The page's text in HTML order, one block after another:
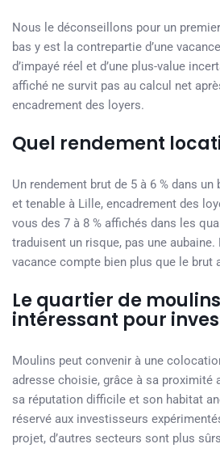
Nous le déconseillons pour un
bas y est la contrepartie d’une
d’impayé réel et d’une plus-value
affiché ne survit pas au calcul net
encadrement des loyers.
Quel rendement
Un rendement brut de 5 à 6 % dans
et tenable à Lille, encadrement des
vous des 7 à 8 % affichés dans les
traduisent un risque, pas une aubaine.
vacance compte bien plus que le brut
Le quartier de
intéressant pour
Moulins peut convenir à une
adresse choisie, grâce à sa proximité
sa réputation difficile et son habitat
réservé aux investisseurs
projet, d’autres secteurs sont plus